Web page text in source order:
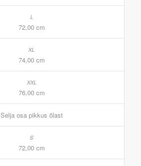
72,00 cm
74,00 cm
76,00 cm
Selja osa pikkus õlast
72,00 cm